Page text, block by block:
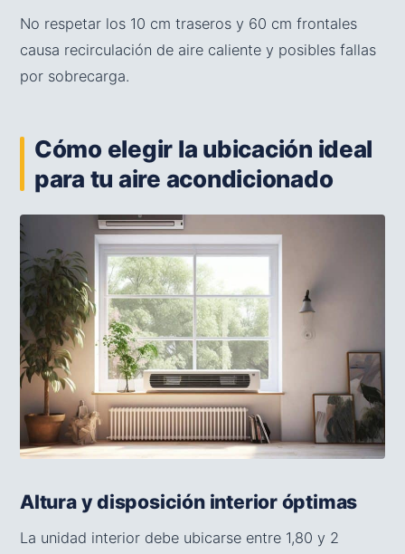
No respetar los 10 cm traseros y 60 cm frontales
causa recirculación de aire caliente y posibles fallas
por sobrecarga.
Cómo elegir la ubicación ideal
para tu aire acondicionado
Altura y disposición interior óptimas
La unidad interior debe ubicarse entre 1,80 y 2